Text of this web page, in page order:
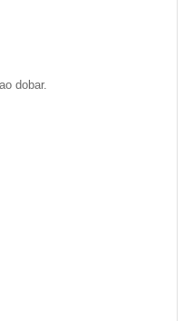
dobar.